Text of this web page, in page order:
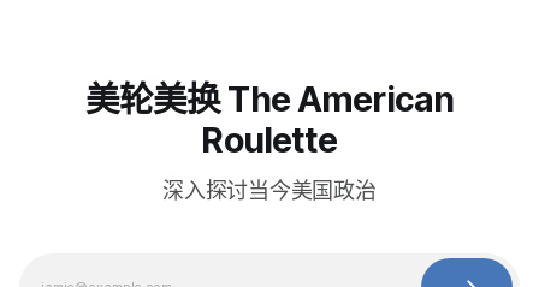
美轮美换 The American
Roulette
深入探讨当今美国政治